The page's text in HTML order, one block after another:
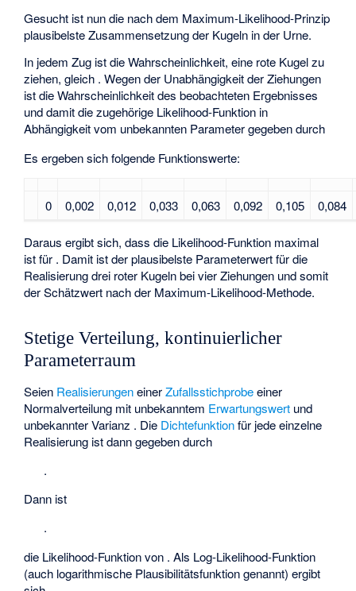
Gesucht ist nun die nach dem Maximum-Likelihood-Prinzip
plausibelste Zusammensetzung der Kugeln in der Urne.
In jedem Zug ist die Wahrscheinlichkeit, eine rote Kugel zu
ziehen, gleich . Wegen der Unabhängigkeit der Ziehungen
ist die Wahrscheinlichkeit des beobachteten Ergebnisses
und damit die zugehörige Likelihood-Funktion in
Abhängigkeit vom unbekannten Parametergegeben durch
Es ergeben sich folgende Funktionswerte:
0 0,002 0,012 0,033 0,063 0,092 0,105 0,084
Daraus ergibt sich, dass die Likelihood-Funktion maximal
ist für . Damit istder plausibelste Parameterwert für die
Realisierung drei roter Kugeln bei vier Ziehungen und somit
der Schätzwert nach der Maximum-Likelihood-Methode.
Stetige Verteilung, kontinuierlicher
Parameterraum
Seien RealisierungeneinerZufallsstichprobe einer
Normalverteilung mit unbekanntem Erwartungswert und
unbekannter Varianz . Die Dichtefunktionfür jede einzelne
Realisierung ist dann gegeben durch
.
Dann ist
.
die Likelihood-Funktion von . Als Log-Likelihood-Funktion
(auch logarithmische Plausibilitätsfunktion genannt) ergibt